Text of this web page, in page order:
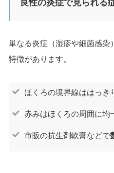
良性の炎症で見られる
単なる炎症（湿疹や細菌感染
特徴があります。
ほくろの境界線ははっき
赤みはほくろの周囲に均
市販の抗生剤軟膏などで